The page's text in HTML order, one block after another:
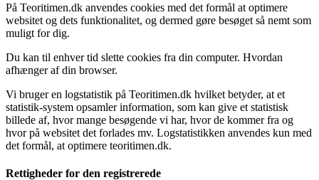
På Teoritimen.dk anvendes cookies med det formål at optimere
websitet og dets funktionalitet, og dermed gøre besøget så nemt som
muligt for dig.
Du kan til enhver tid slette cookies fra din computer. Hvordan
afhænger af din browser.
Vi bruger en logstatistik på Teoritimen.dk hvilket betyder, at et
statistik-system opsamler information, som kan give et statistisk
billede af, hvor mange besøgende vi har, hvor de kommer fra og
hvor på websitet det forlades mv. Logstatistikken anvendes kun med
det formål, at optimere teoritimen.dk.
Rettigheder for den registrerede